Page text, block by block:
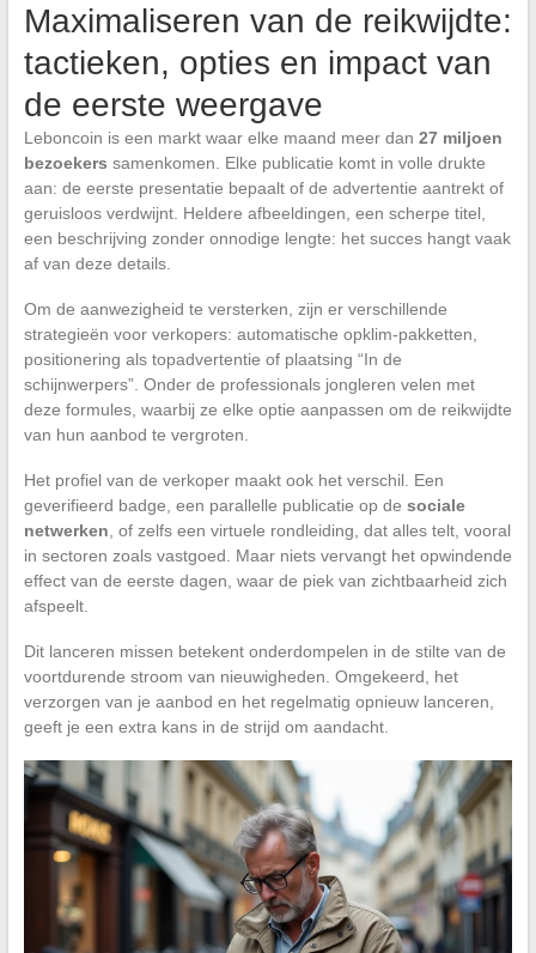
Maximaliseren van de reikwijdte:
tactieken, opties en impact van
de eerste weergave
Leboncoin is een markt waar elke maand meer dan 27 miljoen
bezoekers samenkomen. Elke publicatie komt in volle drukte
aan: de eerste presentatie bepaalt of de advertentie aantrekt of
geruisloos verdwijnt. Heldere afbeeldingen, een scherpe titel,
een beschrijving zonder onnodige lengte: het succes hangt vaak
af van deze details.
Om de aanwezigheid te versterken, zijn er verschillende
strategieën voor verkopers: automatische opklim-pakketten,
positionering als topadvertentie of plaatsing “In de
schijnwerpers”. Onder de professionals jongleren velen met
deze formules, waarbij ze elke optie aanpassen om de reikwijdte
van hun aanbod te vergroten.
Het profiel van de verkoper maakt ook het verschil. Een
geverifieerd badge, een parallelle publicatie op de sociale
netwerken , of zelfs een virtuele rondleiding, dat alles telt, vooral
in sectoren zoals vastgoed. Maar niets vervangt het opwindende
effect van de eerste dagen, waar de piek van zichtbaarheid zich
afspeelt.
Dit lanceren missen betekent onderdompelen in de stilte van de
voortdurende stroom van nieuwigheden. Omgekeerd, het
verzorgen van je aanbod en het regelmatig opnieuw lanceren,
geeft je een extra kans in de strijd om aandacht.